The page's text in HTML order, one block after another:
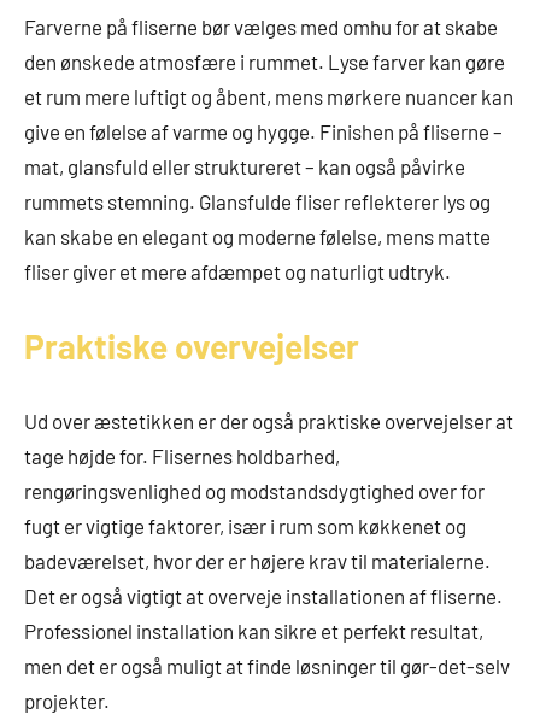
Farverne på fliserne bør vælges med omhu for at skabe
den ønskede atmosfære i rummet. Lyse farver kan gøre
et rum mere luftigt og åbent, mens mørkere nuancer kan
give en følelse af varme og hygge. Finishen på fliserne –
mat, glansfuld eller struktureret – kan også påvirke
rummets stemning. Glansfulde fliser reflekterer lys og
kan skabe en elegant og moderne følelse, mens matte
fliser giver et mere afdæmpet og naturligt udtryk.
Praktiske overvejelser
Ud over æstetikken er der også praktiske overvejelser at
tage højde for. Flisernes holdbarhed,
rengøringsvenlighed og modstandsdygtighed over for
fugt er vigtige faktorer, især i rum som køkkenet og
badeværelset, hvor der er højere krav til materialerne.
Det er også vigtigt at overveje installationen af fliserne.
Professionel installation kan sikre et perfekt resultat,
men det er også muligt at finde løsninger til gør-det-selv
projekter.